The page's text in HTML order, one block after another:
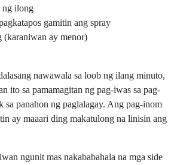
ng ilong
gamitin ang spray
(karaniwan ay menor)
nawawala sa loob ng ilang minuto,
ito sa pamamagitan ng pag-iwas sa pag-
sa panahon ng paglalagay. Ang pag-inom
ay maaari ding makatulong na linisin ang
ngunit mas nakababahala na mga side